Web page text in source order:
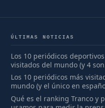
ÚLTIMAS NOTICIAS
Los 10 periódicos
visitados del mundo (y 4 son
españoles)
Los 10 periódicos más
mundo (y el único en
Qué es el ranking Tranco y